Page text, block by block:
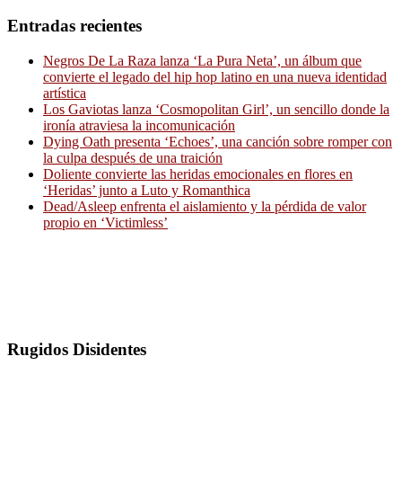
Entradas recientes
Negros De La Raza lanza ‘La Pura Neta’, un álbum que
convierte el legado del hip hop latino en una nueva identidad
artística
Los Gaviotas lanza ‘Cosmopolitan Girl’, un sencillo donde la
ironía atraviesa la incomunicación
Dying Oath presenta ‘Echoes’, una canción sobre romper con
la culpa después de una traición
Doliente convierte las heridas emocionales en flores en
‘Heridas’ junto a Luto y Romanthica
Dead/Asleep enfrenta el aislamiento y la pérdida de valor
propio en ‘Victimless’
Rugidos Disidentes